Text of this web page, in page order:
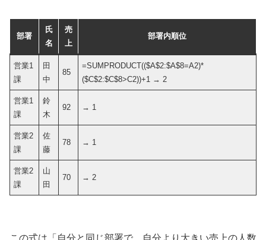
部署
氏
名
売
上
部署内順位
営業1
課
田
中
85
=SUMPRODUCT(($A$2:$A$8=A2)*
($C$2:$C$8>C2))+1 → 2
営業1
課
鈴
木
92 → 1
営業2
課
佐
藤
78 → 1
営業2
課
山
田
70 → 2
この式は「自分と同じ部署で、自分より大きい売上の人数